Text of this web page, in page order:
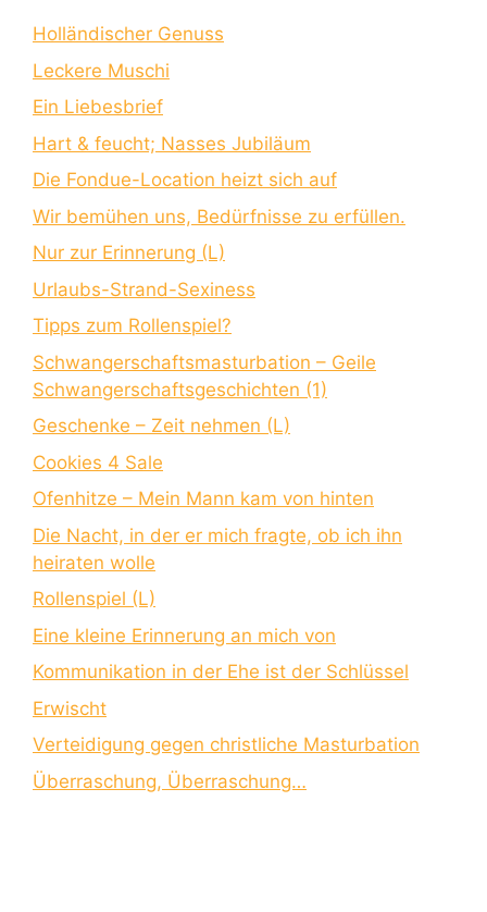
Holländischer Genuss
Leckere Muschi
Ein Liebesbrief
Hart & feucht; Nasses Jubiläum
Die Fondue-Location heizt sich auf
Wir bemühen uns, Bedürfnisse zu erfüllen.
Nur zur Erinnerung (L)
Urlaubs-Strand-Sexiness
Tipps zum Rollenspiel?
Schwangerschaftsmasturbation – Geile
Schwangerschaftsgeschichten (1)
Geschenke – Zeit nehmen (L)
Cookies 4 Sale
Ofenhitze – Mein Mann kam von hinten
Die Nacht, in der er mich fragte, ob ich ihn
heiraten wolle
Rollenspiel (L)
Eine kleine Erinnerung an mich von
Kommunikation in der Ehe ist der Schlüssel
Erwischt
Verteidigung gegen christliche Masturbation
Überraschung, Überraschung…